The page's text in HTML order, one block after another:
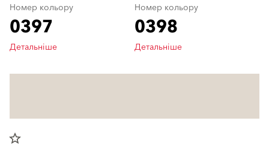
Номер кольору
0397
Детальніше
Номер кольору
0398
Детальніше
star_border